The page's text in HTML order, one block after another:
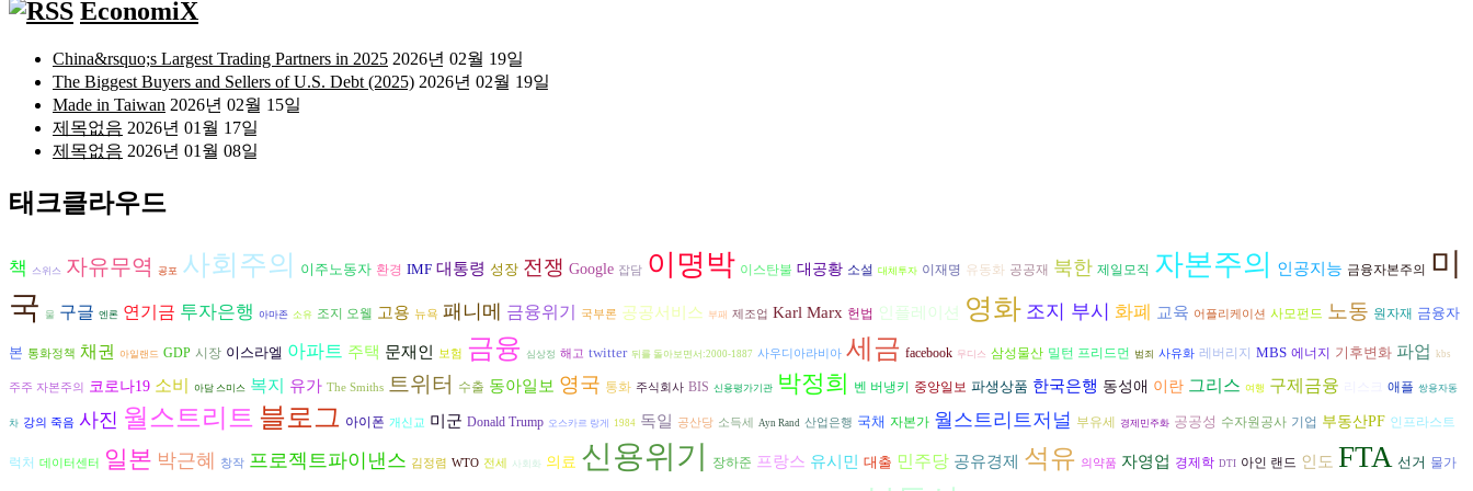
EconomiX
China&rsquo;s Largest Trading Partners in 2025 2026년 02월 19일
The Biggest Buyers and Sellers of U.S. Debt (2025) 2026년 02월 19일
Made in Taiwan 2026년 02월 15일
제목없음 2026년 01월 17일
제목없음 2026년 01월 08일
태크클라우드
책 스위스 자유무역 공포 사회주의 이주노동자 환경 IMF 대통령 성장 전쟁 Google 잡담 이명박 이스탄불 대공황 소설 대체투자 이재명 유동화 공공재 북한 제일모직 자본주의 인공지능 금융자본주의 미
국
물 구글 엔론 연기금 투자은행 아마존 소유 조지 오웰 고용 뉴욕 패니메 금융위기 국부론 공공서비스 부패 제조업 Karl Marx 헌법 인플레이션 영화 조지 부시 화폐 교육 어플리케이션 사모펀드 노동 원자재 금융자
본 통화정책 채권 아일랜드 GDP 시장 이스라엘 아파트 주택 문재인 보험 금융 심상정 해고 twitter 뒤를 돌아보면서:2000-1887 사우디아라비아 세금 facebook 무디스 삼성물산 밀턴 프리드먼 범죄 사유화 레버리지 MBS 에너지 기후변화 파업 kbs
주주 자본주의 코로나19 소비 아담 스미스 복지 유가 The Smiths 트위터 수출 동아일보 영국 통화 주식회사 BIS 신용평가기관 박정희 벤 버냉키 중앙일보 파생상품 한국은행 동성애 이란 그리스 여행 구제금융 애플 쌍용자동
차 강의 죽음 사진 월스트리트 블로그 아이폰 개신교 미군 Donald Trump 오스카르 랑게 1984 독일 공산당 소득세 Ayn Rand 산업은행 국채 자본가 월스트리트저널 부유세 경제민주화 공공성 수자원공사 기업 부동산PF 인프라스트
럭처 데이터센터 일본 박근혜 창작 프로젝트파이낸스 김정렴 WTO 전세 사회화 의료 신용위기 장하준 프랑스 유시민 대출 민주당 공유경제 석유 의약품 자영업 경제학 DTI 아인 랜드 인도 FTA 선거 물가